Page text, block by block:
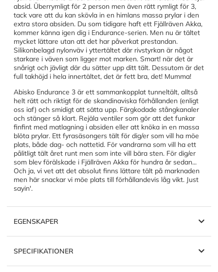
absid. Überrymligt för 2 person men även rätt rymligt för 3,
tack vare att du kan skövla in en himlans massa prylar i den
extra stora absiden. Du som tidigare haft ett Fjällräven Akka,
kommer känna igen dig i Endurance-serien. Men nu är tältet
mycket lättare utan att det har påverkat prestandan.
Silikonbelagd nylonväv i yttertältet där rivstyrkan är något
starkare i väven som ligger mot marken. Smart! när det är
snårigt och jävligt där du sätter upp ditt tält. Dessutom är det
full takhöjd i hela innertältet, det är fett bra, det! Mumma!
Abisko Endurance 3 är ett sammankopplat tunneltält, alltså
helt rätt och riktigt för de skandinaviska förhållanden (enligt
oss iaf) och smidigt att sätta upp. Färgkodade stångkanaler
och stänger så klart. Rejäla ventiler som gör att det funkar
finfint med matlagning i absiden eller att knöka in en massa
blöta prylar. Ett fyrasäsongers tält för dig/er som vill ha möe
plats, både dag- och nattetid. För vandrarna som vill ha ett
pålitligt tält året runt men som inte vill bära sten. För dig/er
som blev förälskade i Fjällräven Akka för hundra år sedan...
Och ja, vi vet att det absolut finns lättare tält på marknaden
men här snackar vi möe plats till förhållandevis låg vikt. Just
sayin'.
EGENSKAPER
SPECIFIKATIONER